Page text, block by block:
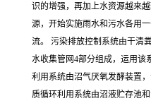
识的增强，再加上水资源越来
源，开始实施雨水和污水各用
流。 污染排放控制系统由干清
水收集管网4部分组成，运用该
利用系统由沼气厌氧发酵装置
质循环利用系统由沼液贮存池